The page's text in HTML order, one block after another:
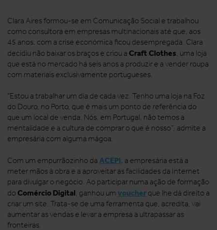
Clara Aires formou-se em Comunicação Social e trabalhou
como consultora em empresas multinacionais até que, aos
45 anos, com a crise económica ficou desempregada. Clara
decidiu não baixar os braços e criou a Craft Clothes, uma loja
que está no mercado há seis anos a produzir e a vender roupa
com materiais exclusivamente portugueses.
“Estou a trabalhar um dia de cada vez. Tenho uma loja na Foz
do Douro, no Porto, que é mais um ponto de referência do
que um local de venda. Nós, em Portugal, não temos a
mentalidade e a cultura de comprar o que é nosso”, admite a
empresária com alguma mágoa.
Com um empurrãozinho da ACEPI, a empresária está a
meter mãos à obra e a aproveitar as facilidades da Internet
para divulgar o negócio. Ao participar numa ação de formação
do Comércio Digital, ganhou um voucher que lhe dá direito a
criar um site. Trata-se de uma ferramenta que, acredita, vai
aumentar as vendas e levar a empresa a ultrapassar as
fronteiras.